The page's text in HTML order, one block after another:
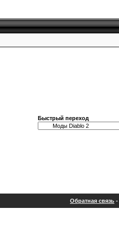
Быстрый переход
Обратная связь -